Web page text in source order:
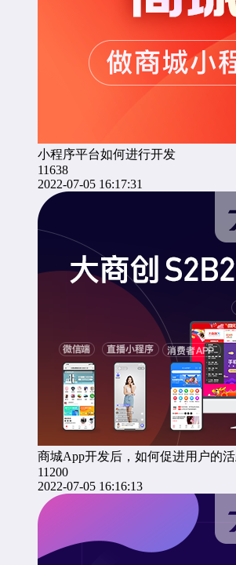
小程序平台如何进行开发
11638
2022-07-05 16:17:31
商城App开发后，如何促进用户的
11200
2022-07-05 16:16:13